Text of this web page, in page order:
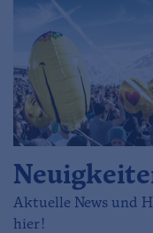
Aktuelle News und
hier!